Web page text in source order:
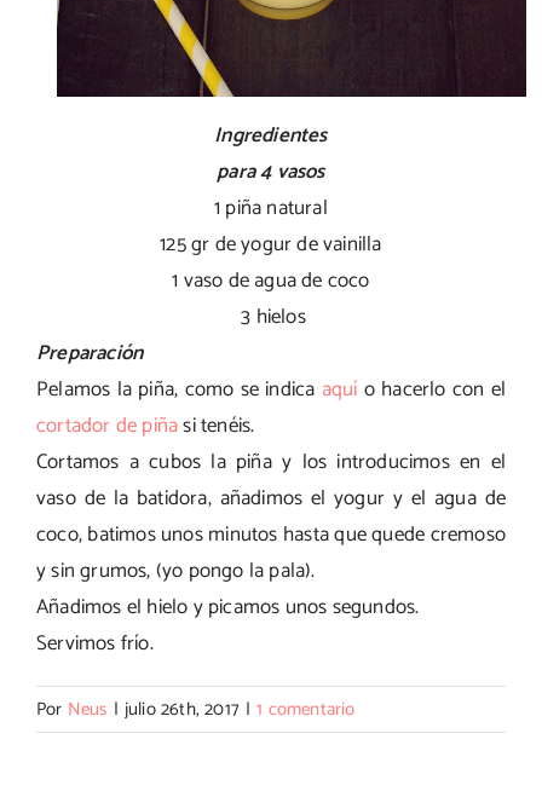
Ingredientes
para 4 vasos
1 piña natural
125 gr de yogur de vainilla
1 vaso de agua de coco
3 hielos
Preparación
Pelamos la piña, como se indica aquí o hacerlo con el
cortador de piñasi tenéis.
Cortamos a cubos la piña y los introducimos en el
vaso de la batidora, añadimos el yogur y el agua de
coco, batimos unos minutos hasta que quede cremoso
y sin grumos, (yo pongo la pala).
Añadimos el hielo y picamos unos segundos.
Servimos frío.
Por Neus | julio 26th, 2017 | 1 comentario